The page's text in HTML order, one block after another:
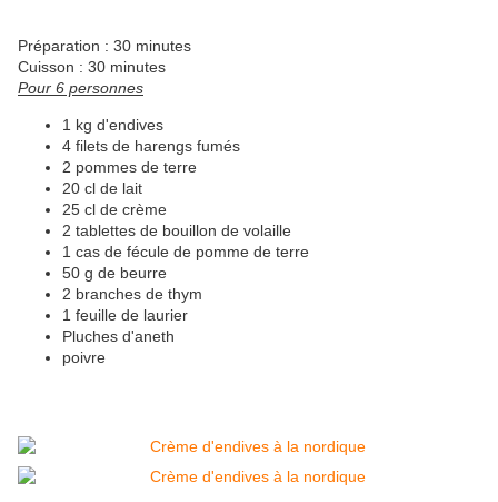
Préparation : 30 minutes
Cuisson : 30 minutes
Pour 6 personnes
1 kg d'endives
4 filets de harengs fumés
2 pommes de terre
20 cl de lait
25 cl de crème
2 tablettes de bouillon de volaille
1 cas de fécule de pomme de terre
50 g de beurre
2 branches de thym
1 feuille de laurier
Pluches d'aneth
poivre